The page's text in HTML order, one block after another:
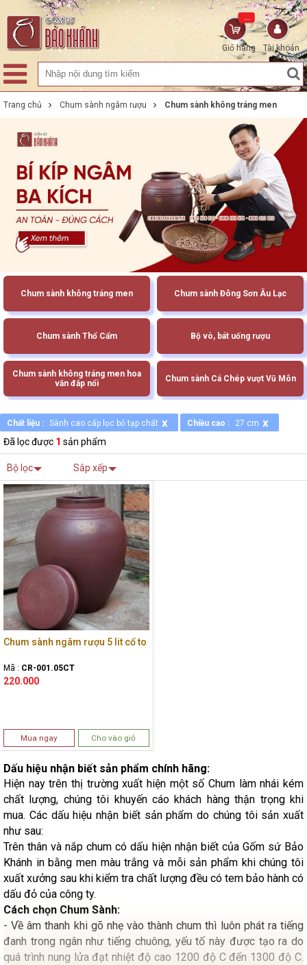
Tài khoản
Giỏ hàng
...
Trang chủ Chum sành ngâm rượu Chum sành không tráng men
Chum sành không tráng men Chum sành Đông Sơn Âu Lạc
Chum sành Thổ Cẩm Bộ vò, bát uống rượu
Chum sành không tráng men hoa
văn đắp nổi
Chum sành Cá Chép vượt Vũ Môn
Chất liệu : Sành cao cấp lọc bỏ tạp chất x Chiều cao : 27 cm x
Đã lọc được 1 sản phẩm
Bộ lọc Sắp xếp
Chum sành ngâm rượu 5 lit cổ to
Mã : CR-001.05CT
220.000
Mua ngay Cho vào giỏ
Dấu hiệu nhận biết sản phẩm chính hãng:
Hiện nay trên thị trường xuất hiện một số Chum làm nhái kém
chất lượng, chúng tôi khuyến cáo khách hàng thận trọng khi
mua. Các dấu hiệu nhận biết sản phẩm do chúng tôi sản xuất
như sau:
Trên thân và nắp chum có dấu hiện nhận biết của Gốm sứ Bảo
Khánh in bằng men màu trắng và mỗi sản phẩm khi chúng tôi
xuất xưởng sau khi kiểm tra chất lượng đều có tem bảo hành có
dấu đỏ của công ty.
Cách chọn Chum Sành:
- Về âm thanh khi gõ nhẹ vào thành chum thì luôn phát ra tiếng
đanh trong ngân như tiếng chuông, yếu tố này được tạo ra do
quá trình nung lửa đạt nhiệt độ cao 1200 độ C đến 1300 độ C.